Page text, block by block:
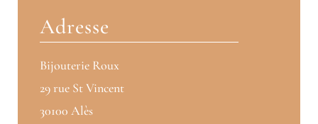
Adresse
Bijouterie Roux
29 rue St Vincent
30100 Alès